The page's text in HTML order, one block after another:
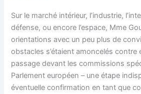
Sur le marché intérieur, l’industrie,
défense, ou encore l’espace, Mme
orientations avec un peu plus de
obstacles s’étaient amoncelés contre
passage devant les commissions
Parlement européen – une étape
éventuelle confirmation en tant que